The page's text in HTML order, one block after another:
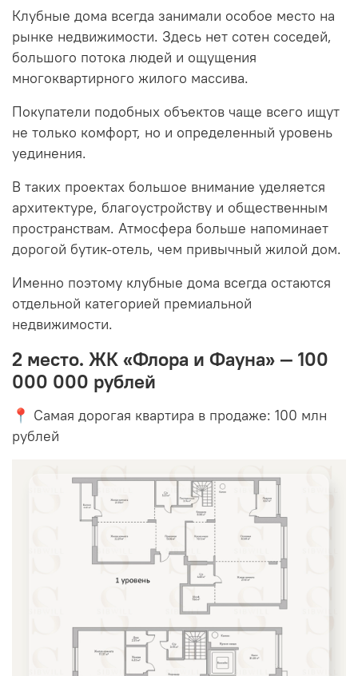
Клубные дома всегда занимали особое место на
рынке недвижимости. Здесь нет сотен соседей,
большого потока людей и ощущения
многоквартирного жилого массива.
Покупатели подобных объектов чаще всего ищут
не только комфорт, но и определенный уровень
уединения.
В таких проектах большое внимание уделяется
архитектуре, благоустройству и общественным
пространствам. Атмосфера больше напоминает
дорогой бутик-отель, чем привычный жилой дом.
Именно поэтому клубные дома всегда остаются
отдельной категорией премиальной
недвижимости.
2 место. ЖК «Флора и Фауна» — 100
000 000 рублей
📍 Самая дорогая квартира в продаже: 100 млн
рублей